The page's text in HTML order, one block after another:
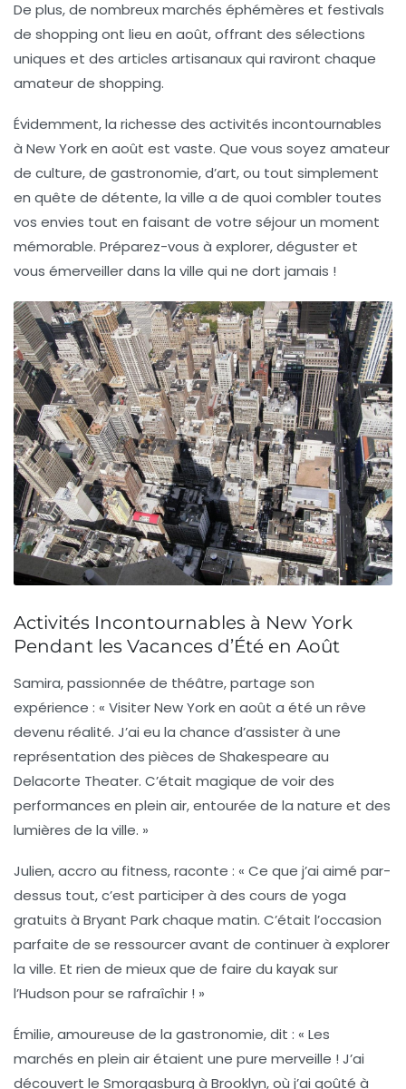
De plus, de nombreux marchés éphémères et festivals
de shopping ont lieu en août, offrant des sélections
uniques et des articles artisanaux qui raviront chaque
amateur de shopping.
Évidemment, la richesse des activités incontournables
à New York en août est vaste. Que vous soyez amateur
de culture, de gastronomie, d’art, ou tout simplement
en quête de détente, la ville a de quoi combler toutes
vos envies tout en faisant de votre séjour un moment
mémorable. Préparez-vous à explorer, déguster et
vous émerveiller dans la ville qui ne dort jamais !
Activités Incontournables à New York
Pendant les Vacances d’Été en Août
Samira, passionnée de théâtre, partage son
expérience : « Visiter New York en août a été un rêve
devenu réalité. J’ai eu la chance d’assister à une
représentation des pièces de Shakespeare au
Delacorte Theater. C’était magique de voir des
performances en plein air, entourée de la nature et des
lumières de la ville. »
Julien, accro au fitness, raconte : « Ce que j’ai aimé par-
dessus tout, c’est participer à des cours de yoga
gratuits à Bryant Park chaque matin. C’était l’occasion
parfaite de se ressourcer avant de continuer à explorer
la ville. Et rien de mieux que de faire du kayak sur
l’Hudson pour se rafraîchir ! »
Émilie, amoureuse de la gastronomie, dit : « Les
marchés en plein air étaient une pure merveille ! J’ai
découvert le Smorgasburg à Brooklyn, où j’ai goûté à